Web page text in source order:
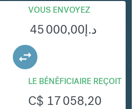
VOUS ENVOYEZ
د.إ45 000,00
LE BÉNÉFICIAIRE REÇOIT
C$ 17 058,20